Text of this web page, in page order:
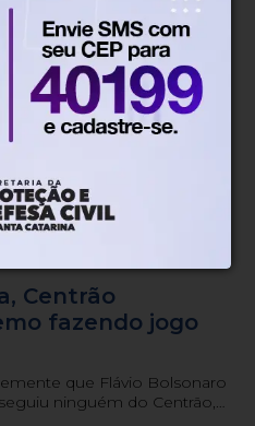
que ninguém
quer de mão
e políticos passaram a
de assumir o Senado.
Centrão
fazendo jogo
que Flávio Bolsonaro
ninguém do Centrão,